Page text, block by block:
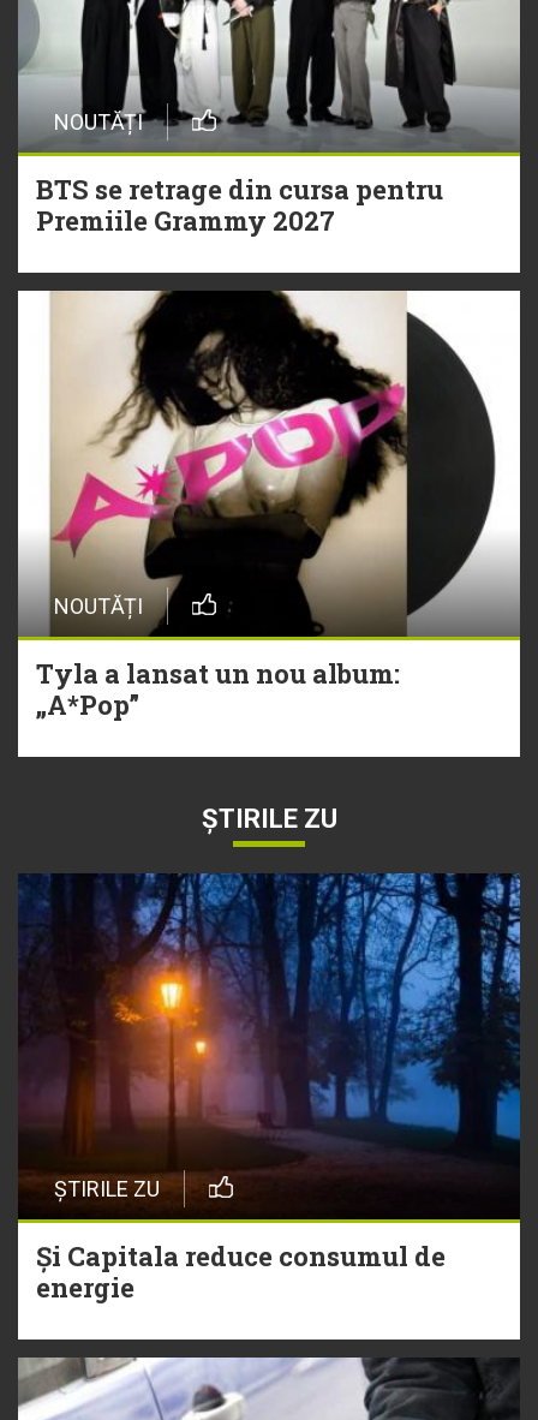
NOUTĂȚI
BTS se retrage din cursa pentru
Premiile Grammy 2027
NOUTĂȚI
Tyla a lansat un nou album:
„A*Pop”
ȘTIRILE ZU
ȘTIRILE ZU
Și Capitala reduce consumul de
energie